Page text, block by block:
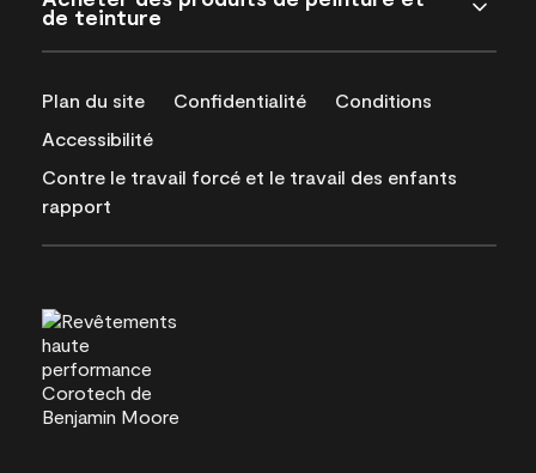
de teinture
Plan du site Confidentialité
Conditions
Accessibilité
Contre le travail forcé et le travail des enfants
rapport